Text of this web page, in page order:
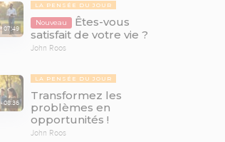
07:49
LA PENSÉE DU JOUR
Nouveau
Êtes-vous
satisfait de votre vie ?
John Roos
08:36
LA PENSÉE DU JOUR
Transformez les
problèmes en
opportunités !
John Roos